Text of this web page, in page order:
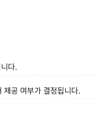
다.
공 여부가 결정됩니다.